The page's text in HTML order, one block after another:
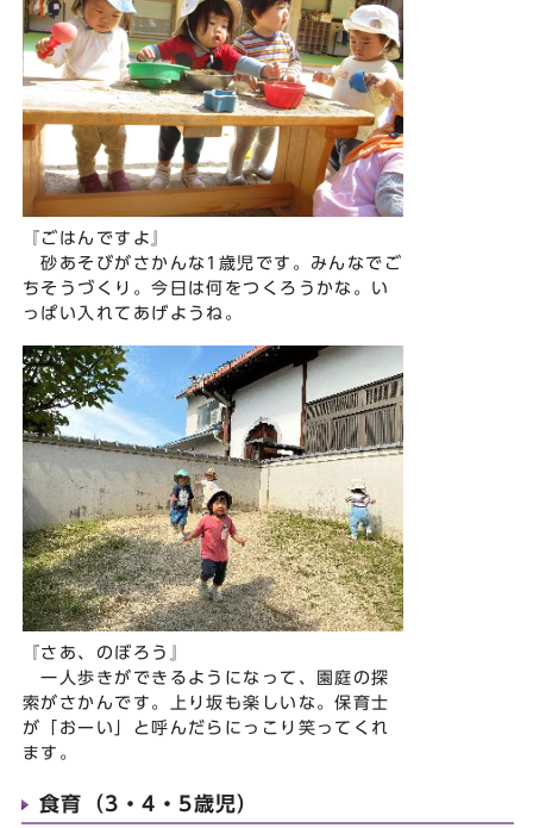
『ごはんですよ』
砂あそびがさかんな1歳児です。みんなでご
ちそうづくり。今日は何をつくろうかな。い
っぱい入れてあげようね。
『さあ、のぼろう』
一人歩きができるようになって、園庭の探
索がさかんです。上り坂も楽しいな。保育士
が「おーい」と呼んだらにっこり笑ってくれ
ます。
食育（3・4・5歳児）